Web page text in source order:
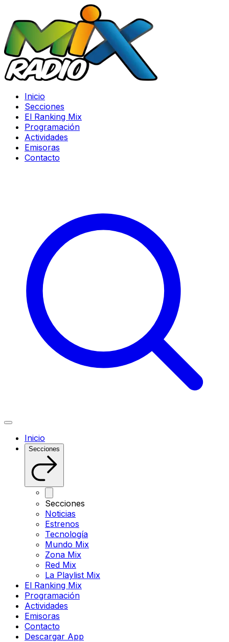
Inicio
Secciones
El Ranking Mix
Programación
Actividades
Emisoras
Contacto
Inicio
Secciones
Secciones
Noticias
Estrenos
Tecnología
Mundo Mix
Zona Mix
Red Mix
La Playlist Mix
El Ranking Mix
Programación
Actividades
Emisoras
Contacto
Descargar App